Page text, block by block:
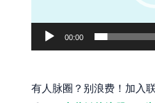
00:00
有人脉圈？别浪费！加入